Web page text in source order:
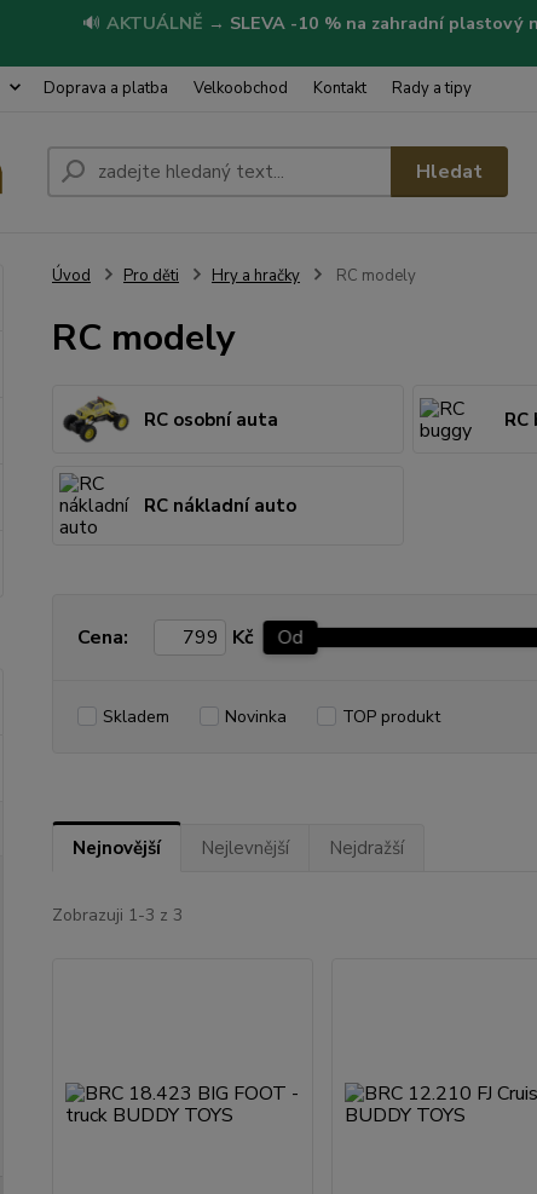
🔊 AKTUÁLNĚ → SLEVA -10 % na zahradní plastový
Doprava a platba Velkoobchod Kontakt Rady a tipy
Hledat
Úvod Pro děti Hry a hračky RC modely
RC modely
RC osobní auta RC
RC nákladní auto
Cena: Kč Od
Skladem Novinka TOP produkt
Nejnovější Nejlevnější Nejdražší
Zobrazuji 1-3 z 3